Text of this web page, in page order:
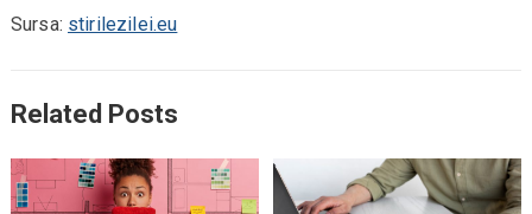
Sursa: stirilezilei.eu
Related Posts